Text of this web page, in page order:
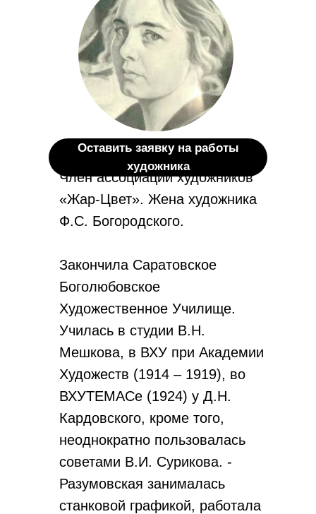
Член ассоциации художников
«Жар-Цвет». Жена художника
Ф.С. Богородского.
Закончила Саратовское
Боголюбовское
Художественное Училище.
Училась в студии В.Н.
Мешкова, в ВХУ при Академии
Художеств (1914 – 1919), во
ВХУТЕМАСе (1924) у Д.Н.
Кардовского, кроме того,
неоднократно пользовалась
советами В.И. Сурикова. ­­­­­­­­­­­­­
Разумовская занималась
станковой графикой, работала
Оставить заявку на работы
художника